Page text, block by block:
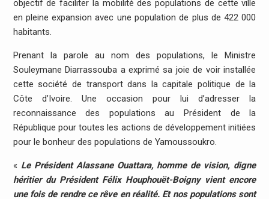
objectif de faciliter la mobilité des populations de cette ville
en pleine expansion avec une population de plus de 422 000
habitants.
Prenant la parole au nom des populations, le Ministre
Souleymane Diarrassouba a exprimé sa joie de voir installée
cette société de transport dans la capitale politique de la
Côte d’Ivoire. Une occasion pour lui d’adresser la
reconnaissance des populations au Président de la
République pour toutes les actions de développement initiées
pour le bonheur des populations de Yamoussoukro.
« Le Président Alassane Ouattara, homme de vision, digne
héritier du Président Félix Houphouët-Boigny vient encore
une fois de rendre ce rêve en réalité. Et nos populations sont